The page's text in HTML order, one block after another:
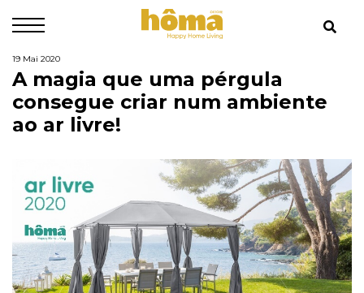
19 Mai 2020
A magia que uma pérgula
consegue criar num ambiente
ao ar livre!